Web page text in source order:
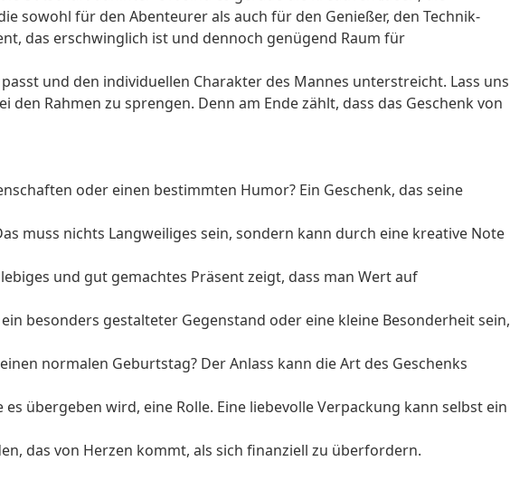
sowohl für den Abenteurer als auch für den Genießer, den Technik-
das erschwinglich ist und dennoch genügend Raum für
und den individuellen Charakter des Mannes unterstreicht. Lass uns
Rahmen zu sprengen. Denn am Ende zählt, dass das Geschenk von
oder einen bestimmten Humor? Ein Geschenk, das seine
muss nichts Langweiliges sein, sondern kann durch eine kreative Note
und gut gemachtes Präsent zeigt, dass man Wert auf
besonders gestalteter Gegenstand oder eine kleine Besonderheit sein,
normalen Geburtstag? Der Anlass kann die Art des Geschenks
übergeben wird, eine Rolle. Eine liebevolle Verpackung kann selbst ein
das von Herzen kommt, als sich finanziell zu überfordern.